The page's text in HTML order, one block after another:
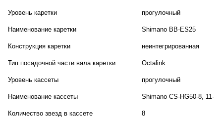
Уровень каретки прогулочный
Наименование каретки Shimano BB-ES25
Конструкция каретки неинтегрированная
Тип посадочной части вала каретки Octalink
Уровень кассеты прогулочный
Наименование кассеты Shimano CS-HG50-8, 11-
Количество звезд в кассете 8